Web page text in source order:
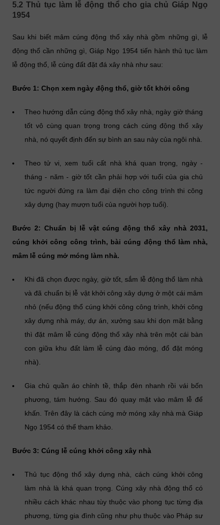
5.2 Thủ tục làm lễ động thổ cho gia chủ Giáp Ngọ
1954
Sau khi biết mâm cúng động thổ xây nhà gồm những gì, lễ
động thổ cần những gì, Giáp Ngọ 1954 tiến hành thủ tục làm
lễ động thổ, lễ cúng đất đặt đá xây nhà như sau:
Bước 1: Chọn xem ngày động thổ, giờ tốt khởi công
Theo hướng dẫn cúng động thổ xây nhà, ngày giờ tháng
tốt vô cùng quan trọng trong cách cúng động thổ xây
nhà, nó quyết định đến sự bình an sau này của ngôi nhà.
Theo tử vi, xem tuổi cất nhà khá quan trọng, ngày -
tháng - năm - giờ tốt cần phải hợp với tuổi của gia chủ
tức người đứng ra làm đại diện cho công trình thi công
xây dựng (hay mượn tuổi của người hợp tuổi).
Bước 2: Chuẩn bị lễ vật cúng động thổ xây nhà 2031,
cúng khởi công công trình, bài cúng động thổ làm nhà,
mâm lễ cúng mở móng làm nhà.
Khi đã chọn được ngày, giờ tốt, sắm lễ động thổ làm nhà
và đã chuẩn bị lễ vật khởi công xây dựng ở một cái mâm
nhỏ (nếu động thổ cúng khởi công công trình, khởi công
xây dựng nhà máy, dự án, xưởng sau khi dọn mặt bằng
thì đặt mâm lễ cúng động thổ xây nhà trên một cái bàn
con giữa khu đất làm lễ cúng đào móng, đổ đặt móng
nhà).
Gia chủ quần áo chỉnh tề, thắp đèn nhanh rồi vái bốn
phương, tám hướng. Sau đó quay mặt vào mâm lễ để
khấn. Trên đây là cách cúng mở móng xây nhà mà Giáp
Ngọ 1954 có thể tham khảo.
Bước 3: Cúng lễ cúng khởi công xây nhà
Thủ tục động thổ xây dựng nhà, cách cúng khởi công
làm nhà là khá quan trọng. Cúng xây nhà động thổ có
nhiều cách khác nhau tùy thuộc vào phong tục từng địa
phương, từng gia đình cũng như phụ thuộc vào Pháp sư